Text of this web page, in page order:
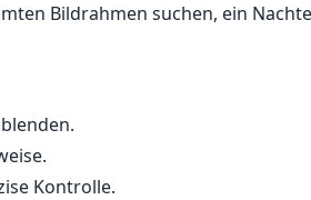
Bildrahmen suchen, ein
Kontrolle.